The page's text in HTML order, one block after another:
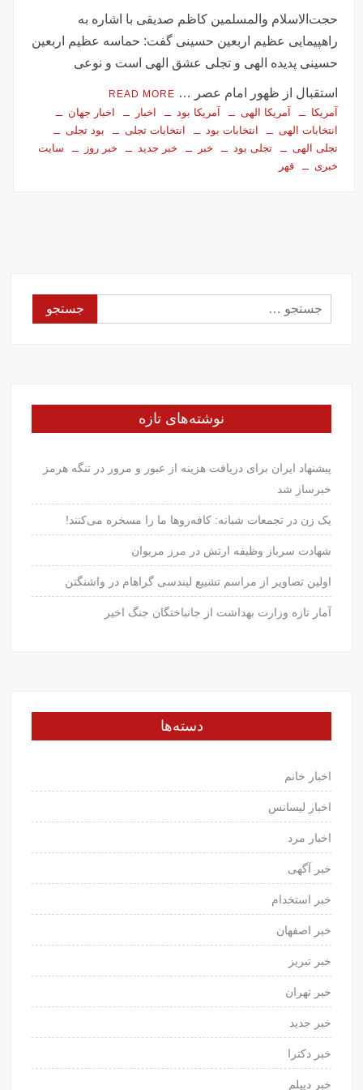
سفر فوری وزیر خارجه پاکستان درباره توافق ایران
اولین جلسه امنیتی ایران و امارات پس از جنگ؟!
سفره عقدی که با پهپاد در میدان انقلاب برپا شد
این سه نفر بد اخلاق‌ترین ایرانی‌های ۲۴ ساعت اخیر هستند
آیت‌الله دژکام: قرآن و عترت کلید هویت و حل مشکلات فرهنگی
جزئیات ناآرامیِ امروز در خیابان جمهوری تهران
حجت‌الاسلام والمسلمین کاظم صدیقی با اشاره به
راهپیمایی عظیم اربعین حسینی گفت: حماسه عظیم اربعین
حسینی پدیده الهی و تجلی عشق الهی است و نوعی
استقبال از ظهور امام عصر … READ MORE
آمریکا آمریکا الهی آمریکا بود اخبار
اخبار جهان
انتخابات الهی
انتخابات بود انتخابات تجلی
بود تجلی
تجلی الهی
تجلی بود خبر خبر جدید خبر روز
سایت
خبری
قهر
جستجو
برای:
نوشته‌های تازه
پیشنهاد ایران برای دریافت هزینه از عبور و مرور در تنگه هرمز
خبرساز شد
یک زن در تجمعات شبانه: کافه‌روها ما را مسخره می‌کنند!
شهادت سرباز وظیفه ارتش در مرز مریوان
اولین تصاویر از مراسم تشییع لیندسی گراهام در واشنگتن
آمار تازه وزارت بهداشت از جانباختگان جنگ اخیر
دسته‌ها
اخبار خانم
اخبار لیسانس
اخبار مرد
خبر آگهی
خبر استخدام
خبر اصفهان
خبر تبریز
خبر تهران
خبر جدید
خبر دکترا
خبر دیپلم